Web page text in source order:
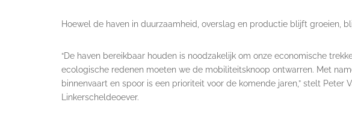
Hoewel de haven in duurzaamheid, overslag en productie blijft groeien,
“De haven bereikbaar houden is noodzakelijk om onze economische
ecologische redenen moeten we de mobiliteitsknoop ontwarren. Met
binnenvaart en spoor is een prioriteit voor de komende jaren,” stelt Peter
Linkerscheldeoever.